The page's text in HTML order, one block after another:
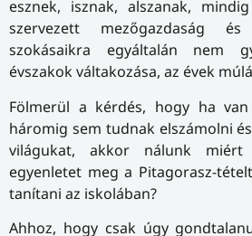
esznek, isznak, alszanak,
szervezett mezőgazdaság
szokásaikra egyáltalán nem
évszakok váltakozása, az évek
Fölmerül a kérdés, hogy ha
háromig sem tudnak elszámolni
világukat, akkor nálunk
egyenletet meg a Pitagorasz-
tanítani az iskolában?
Ahhoz, hogy csak úgy